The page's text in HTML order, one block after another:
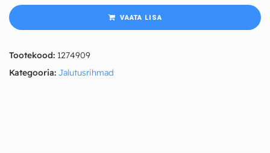
VAATA LISA
Tootekood: 1274909
Kategooria: Jalutusrihmad